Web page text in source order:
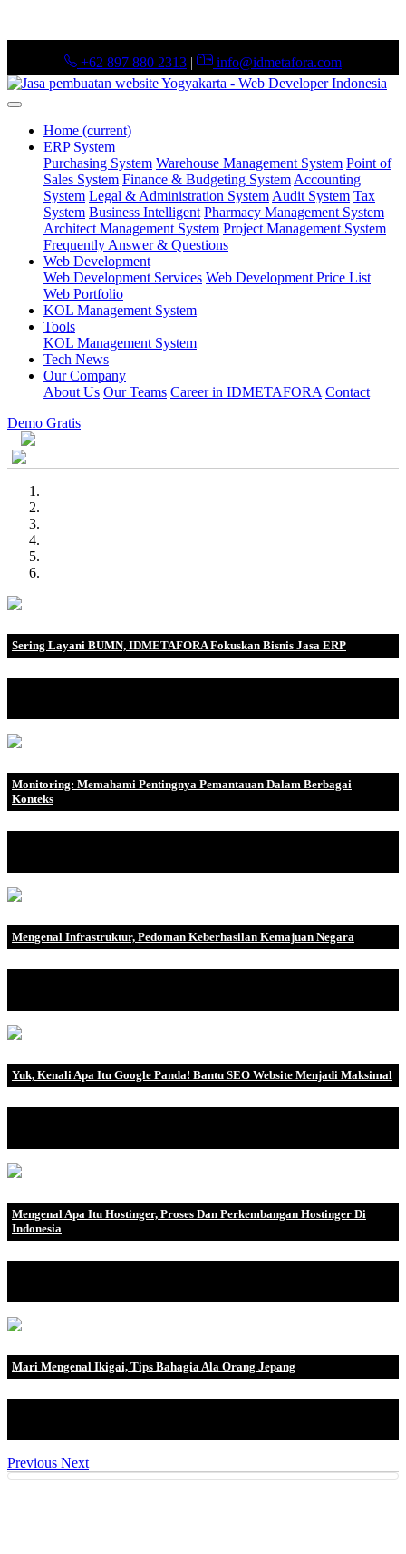
+62 897 880 2313 | info@idmetafora.com
Home (current)
ERP System
Purchasing System Warehouse Management System Point of
Sales System Finance & Budgeting System Accounting
System Legal & Administration System Audit System Tax
System Business Intelligent Pharmacy Management System
Architect Management System Project Management System
Frequently Answer & Questions
Web Development
Web Development Services Web Development Price List
Web Portfolio
KOL Management System
Tools
KOL Management System
Tech News
Our Company
About Us Our Teams Career in IDMETAFORA Contact
Demo Gratis
Sering Layani BUMN, IDMETAFORA Fokuskan Bisnis Jasa ERP
Monitoring: Memahami Pentingnya Pemantauan Dalam Berbagai
Konteks
Mengenal Infrastruktur, Pedoman Keberhasilan Kemajuan Negara
Yuk, Kenali Apa Itu Google Panda! Bantu SEO Website Menjadi Maksimal
Mengenal Apa Itu Hostinger, Proses Dan Perkembangan Hostinger Di
Indonesia
Mari Mengenal Ikigai, Tips Bahagia Ala Orang Jepang
Previous Next